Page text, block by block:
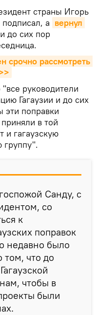
страны Игорь
а вернул
до сих пор
срочно рассмотреть
руководители
Гагаузии и до сих
эти поправки
в той
и гагаузскую
группу".
Санду, с
со
к
поправок
недавно было
том, что до
чтобы в
были